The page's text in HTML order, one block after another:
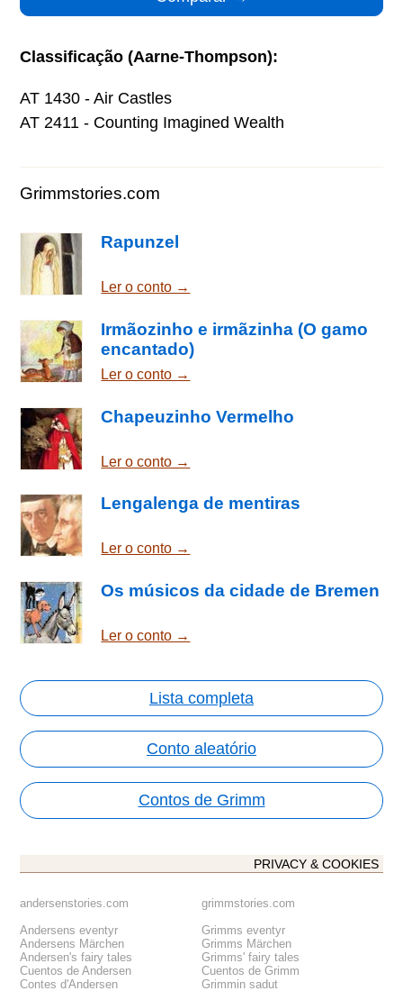
Classificação (Aarne-Thompson):
AT 1430 - Air Castles
AT 2411 - Counting Imagined Wealth
Grimmstories.com
Rapunzel
Ler o conto →
Irmãozinho e irmãzinha (O gamo
encantado)
Ler o conto →
Chapeuzinho Vermelho
Ler o conto →
Lengalenga de mentiras
Ler o conto →
Os músicos da cidade de Bremen
Ler o conto →
Lista completa
Conto aleatório
Contos de Grimm
PRIVACY & COOKIES
andersenstories.com
Andersens eventyr
Andersens Märchen
Andersen's fairy tales
Cuentos de Andersen
Contes d'Andersen
grimmstories.com
Grimms eventyr
Grimms Märchen
Grimms' fairy tales
Cuentos de Grimm
Grimmin sadut